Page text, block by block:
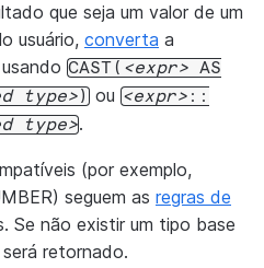
que seja um valor de um
usuário, converta a
CAST( expr
AS
type ) ou expr
::
type .
(por exemplo,
seguem as regras de
Se não existir um tipo base
retornado.